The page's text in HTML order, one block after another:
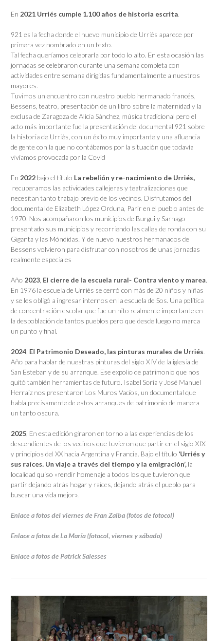
En 2021 Urriés cumple 1.100 años de historia escrita.
921 es la fecha donde el nuevo municipio de Urriés aparece por
primera vez nombrado en un texto.
Tal fecha queríamos celebrarla por todo lo alto. En esta ocasión las
jornadas se celebraron durante una semana completa con
actividades entre semana dirigidas fundamentalmente a nuestros
mayores.
Tuvimos un encuentro con nuestro pueblo hermanado francés,
Bessens, teatro, presentación de un libro sobre la maternidad y la
exclusa de Zaragoza de Alicia Sánchez, música tradicional pero el
acto más importante fue la presentación del documental 921 sobre
la historia de Urriés, con un éxito muy importante y una afluencia
de gente con la que no contábamos por la situación que todavía
vivíamos provocada por la Covid
En 2022 bajo el título La rebelión y re-nacimiento de Urriés,
recuperamos las actividades callejeras y teatralizaciones que
necesitan tanto trabajo previo de los vecinos. Disfrutamos del
documental de Elizabeth López Orduna, Parir en el pueblo antes de
1970. Nos acompañaron los municipios de Burgui y Sarnago
presentado sus municipios y recorriendo las calles de ronda con su
Giganta y las Móndidas. Y de nuevo nuestros hermanados de
Bessens volvieron para disfrutar con nosotros de unas jornadas
realmente especiales
Año 2023 El cierre de la escuela rural- Contra viento y marea.
En 1976 la escuela de Urriés se cerró con más de 20 niños y niñas
y se les obligó a ingresar internos en la escuela de Sos. Una política
de concentración escolar que fue un hito realmente importante en
la despoblación de tantos pueblos pero que desde luego no marca
un punto y final.
2024 El Patrimonio Deseado, las pinturas murales de Urriés.
Año para hablar de nuestras pinturas del siglo XIV de la iglesia de
San Esteban y de su arranque. Ese expolio de patrimonio que nos
quitó también herramientas de futuro. Isabel Soria y José Manuel
Herraiz nos presentaron Los Muros Vacíos, un documental que
habla precisamente de estos arranques de patrimonio de manera
un tanto oscura.
2025 , En esta edición giraron en torno a las experiencias de los
descendientes de los vecinos que tuvieron que partir en el siglo XIX
y principios del XX hacia Argentina y Francia. Bajo el título ‘Urriés y
sus raíces. Un viaje a través del tiempo y la emigración’, la
localidad quiso «rendir homenaje a todos los que tuvieron que
partir dejando atrás hogar y raíces, dejando atrás el pueblo para
buscar una vida mejor».
Enlace a fotos del viernes de Fran Zalba (fotos de fotocol)
Enlace a fotos de La María(fotocol, viernes y sábado)
Enlace a fotos de Patrick Salesses